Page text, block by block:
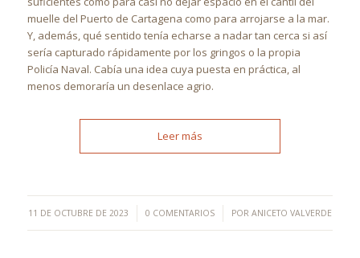
muelle del Puerto de Cartagena como para arrojarse a la mar.
Y, además, qué sentido tenía echarse a nadar tan cerca si así
sería capturado rápidamente por los gringos o la propia
Policía Naval. Cabía una idea cuya puesta en práctica, al
menos demoraría un desenlace agrio.
Leer más
11 DE OCTUBRE DE 2023
/ 0 COMENTARIOS
/ POR ANICETO VALVERDE